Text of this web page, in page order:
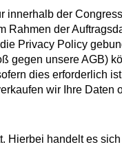
der
der
Privacy Policy
unsere AGB)
dies erforderlich
wir Ihre Daten
Hierbei handelt es